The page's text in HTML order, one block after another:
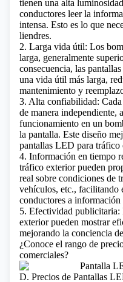
tienen una alta
conductores leer la
intensa. Esto es lo que
liendres.
2. Larga vida útil: Los
larga, generalmente
consecuencia, las
una vida útil más larga,
mantenimiento y
3. Alta confiabilidad:
de manera independiente,
funcionamiento en un
la pantalla. Este diseño
pantallas LED para tráfico
4. Información en tiempo
tráfico exterior pueden
real sobre condiciones de
vehículos, etc., facilitando
conductores a
5. Efectividad
exterior pueden mostrar
mejorando la conciencia
¿Conoce el rango de
comerciales?
D. Precios de Pantallas